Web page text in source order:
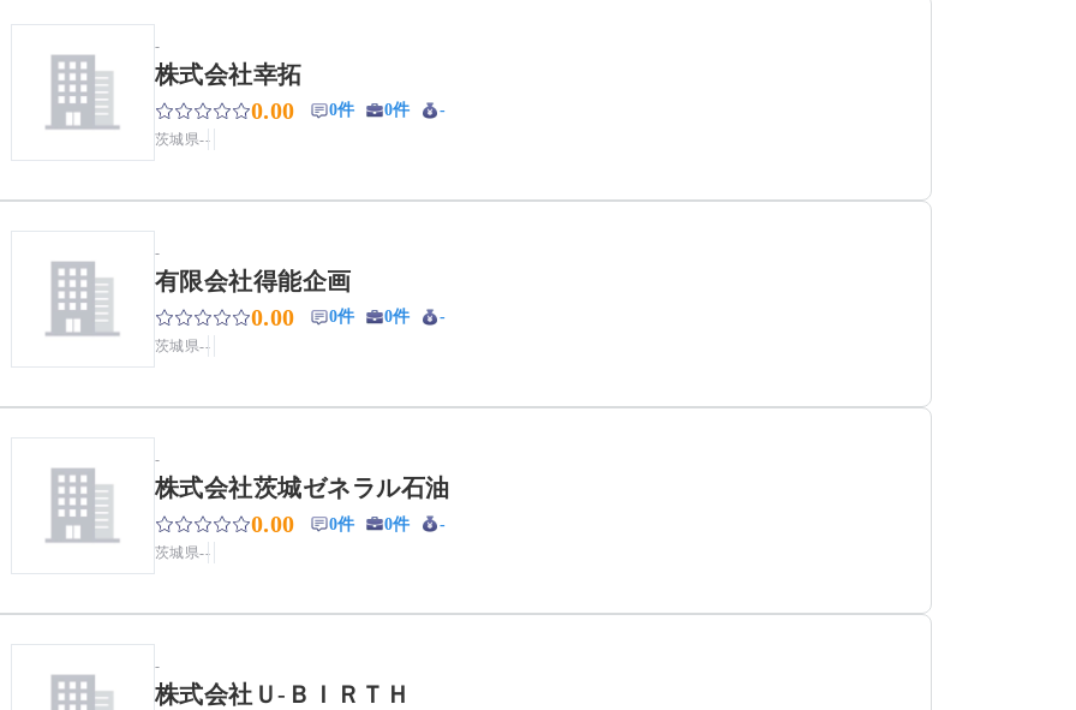
-
株式会社幸拓
0.00
0件 0件 -
茨城県--
-
有限会社得能企画
0.00
0件 0件 -
茨城県--
-
株式会社茨城ゼネラル石油
0.00
0件 0件 -
茨城県--
-
株式会社Ｕ‐ＢＩＲＴＨ